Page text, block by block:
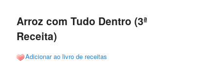
Arroz com Tudo Dentro (3ª
Receita)
Adicionar ao livro de receitas